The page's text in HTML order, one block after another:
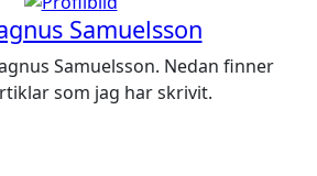
Samuelsson
Samuelsson. Nedan finner
som jag har skrivit.